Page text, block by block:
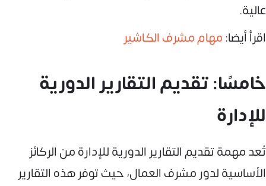
عالية.
اقرأ أيضا:مهام مشرف الكاشير
خامسًا: تقديم التقارير الدورية
للإدارة
تُعد مهمة تقديم التقارير الدورية للإدارة من الركائز
الأساسية لدور مشرف العمال، حيث توفر هذه التقارير